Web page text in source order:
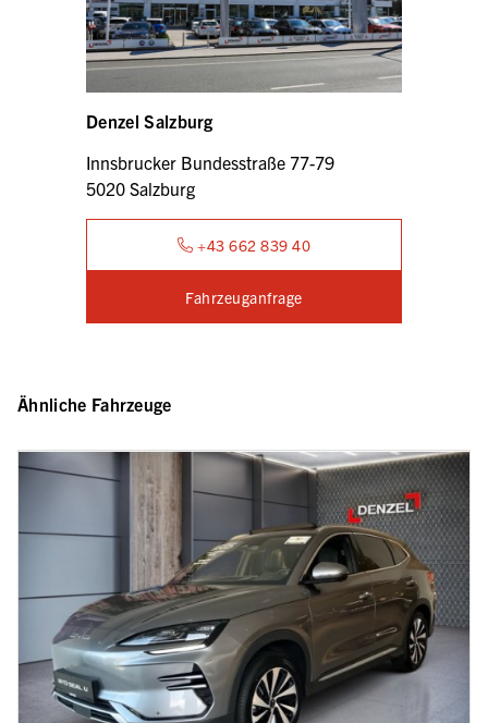
Denzel Salzburg
Innsbrucker Bundesstraße 77-79
5020 Salzburg
+43 662 839 40
Fahrzeuganfrage
Ähnliche Fahrzeuge